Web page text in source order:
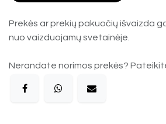
Prekės ar prekių pakuočių išvaizda
nuo vaizduojamų svetainėje.
Nerandate norimos prekės?